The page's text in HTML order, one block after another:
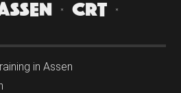
| CRT |
in Assen